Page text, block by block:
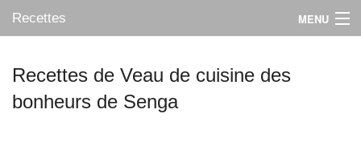
Recettes MENU
Mes blogs préférés
Recettes de Veau de cuisine des
bonheurs de Senga